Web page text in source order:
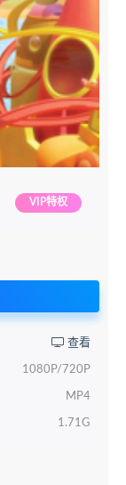
VIP特权
查看
1080P/720P
MP4
1.71G